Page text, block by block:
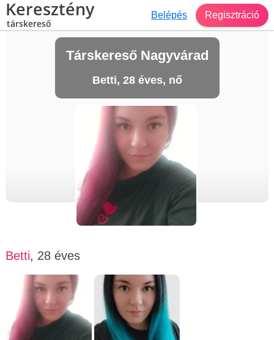
Keresztény
társkereső
Belépés Regisztráció
Társkereső Nagyvárad
Betti, 28 éves, nő
Betti, 28 éves